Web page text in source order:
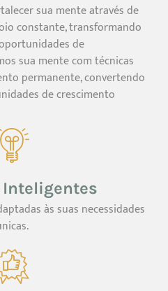
sua mente através de
constante, transformando
de
sua mente com técnicas
permanente, convertendo
de crescimento
Inteligentes
às suas necessidades